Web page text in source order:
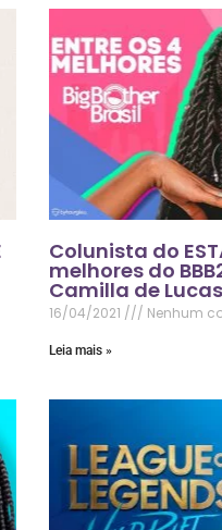
Colunista do
melhores do
Camilla de
16/04/2021 Nenhum
Leia mais »